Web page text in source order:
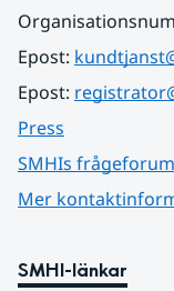
Epost:
Epost:
Press
SMHIs frågeforum
Mer
SMHI-länkar